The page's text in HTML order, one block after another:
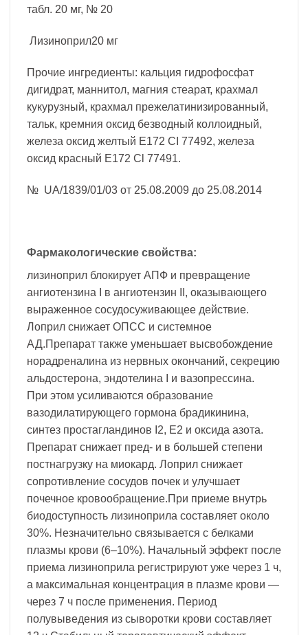
табл. 20 мг, № 20
Лизиноприл20 мг
Прочие ингредиенты: кальция гидрофосфат
дигидрат, маннитол, магния стеарат, крахмал
кукурузный, крахмал прежелатинизированный,
тальк, кремния оксид безводный коллоидный,
железа оксид желтый Е172 CI 77492, железа
оксид красный Е172 Cl 77491.
№ UA/1839/01/03 от 25.08.2009 до 25.08.2014
Фармакологические свойства:
лизиноприл блокирует АПФ и превращение
ангиотензина I в ангиотензин II, оказывающего
выраженное сосудосуживающее действие.
Лоприл снижает ОПСС и системное
АД.Препарат также уменьшает высвобождение
норадреналина из нервных окончаний, секрецию
альдостерона, эндотелина I и вазопрессина.
При этом усиливаются образование
вазодилатирующего гормона брадикинина,
синтез простагландинов I2, E2 и оксида азота.
Препарат снижает пред- и в большей степени
постнагрузку на миокард. Лоприл снижает
сопротивление сосудов почек и улучшает
почечное кровообращение.При приеме внутрь
биодоступность лизиноприла составляет около
30%. Незначительно связывается с белками
плазмы крови (6–10%). Начальный эффект после
приема лизиноприла регистрируют уже через 1 ч,
а максимальная концентрация в плазме крови —
через 7 ч после применения. Период
полувыведения из сыворотки крови составляет